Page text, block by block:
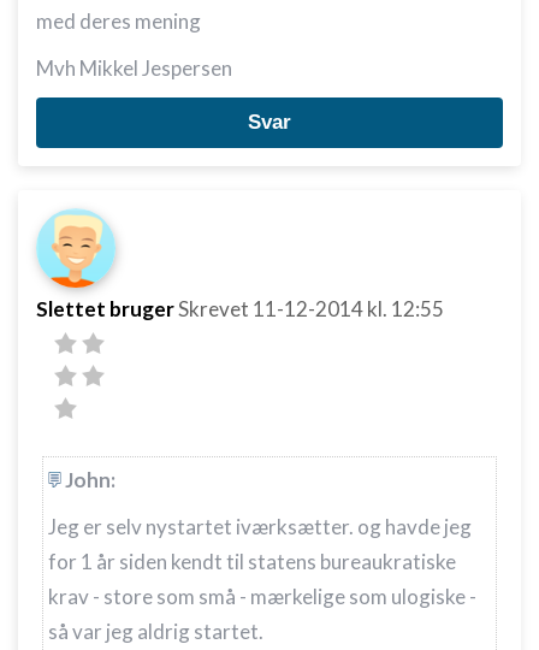
med deres mening
Mvh Mikkel Jespersen
Svar
Slettet brugerSkrevet 11-12-2014kl. 12:55
John:
Jeg er selv nystartet iværksætter. og havde jeg
for 1 år siden kendt til statens bureaukratiske
krav - store som små - mærkelige som ulogiske -
så var jeg aldrig startet.